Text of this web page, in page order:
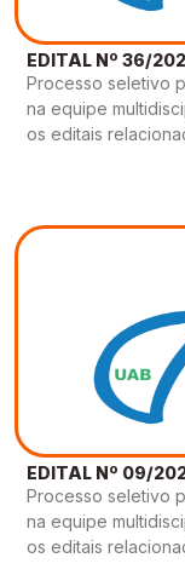
EDITAL Nº 36/
Processo seletivo
na equipe
os editais
EDITAL Nº 09/
Processo seletivo
na equipe
os editais